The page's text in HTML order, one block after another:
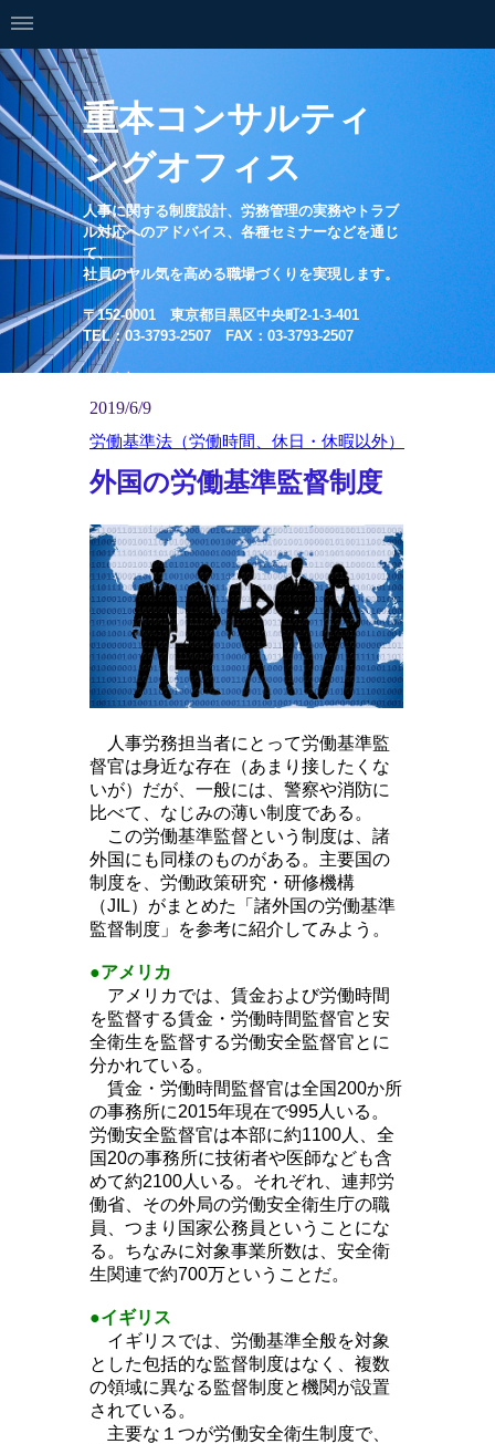
重本コンサルティ
ングオフィス
人事に関する制度設計、労務管理の実務やトラブ
ル対応へのアドバイス、各種セミナーなどを通じ
て、
社員のヤル気を高める職場づくりを実現します。
〒152-0001 東京都目黒区中央町2-1-3-401
TEL：03-3793-2507 FAX：03-3793-2507
2019/6/9
労働基準法（労働時間、休日・休暇以外）
外国の労働基準監督制度
人事労務担当者にとって労働基準監
督官は身近な存在（あまり接したくな
いが）だが、一般には、警察や消防に
比べて、なじみの薄い制度である。
この労働基準監督という制度は、諸
外国にも同様のものがある。主要国の
制度を、労働政策研究・研修機構
（JIL）がまとめた「諸外国の労働基準
監督制度」を参考に紹介してみよう。
●アメリカ
アメリカでは、賃金および労働時間
を監督する賃金・労働時間監督官と安
全衛生を監督する労働安全監督官とに
分かれている。
賃金・労働時間監督官は全国200か所
の事務所に2015年現在で995人いる。
労働安全監督官は本部に約1100人、全
国20の事務所に技術者や医師なども含
めて約2100人いる。それぞれ、連邦労
働省、その外局の労働安全衛生庁の職
員、つまり国家公務員ということにな
る。ちなみに対象事業所数は、安全衛
生関連で約700万ということだ。
●イギリス
イギリスでは、労働基準全般を対象
とした包括的な監督制度はなく、複数
の領域に異なる監督制度と機関が設置
されている。
主要な１つが労働安全衛生制度で、